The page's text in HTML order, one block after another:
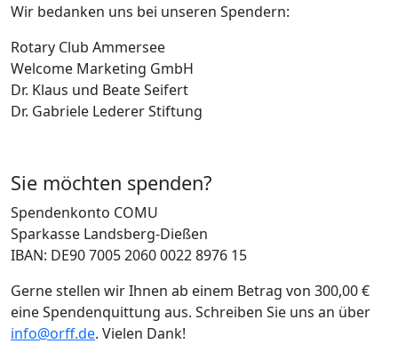
Wir bedanken uns bei unseren Spendern:
Rotary Club Ammersee
Welcome Marketing GmbH
Dr. Klaus und Beate Seifert
Dr. Gabriele Lederer Stiftung
Sie möchten spenden?
Spendenkonto COMU
Sparkasse Landsberg-Dießen
IBAN: DE90 7005 2060 0022 8976 15
Gerne stellen wir Ihnen ab einem Betrag von 300,00 €
eine Spendenquittung aus. Schreiben Sie uns an über
info@orff.de. Vielen Dank!